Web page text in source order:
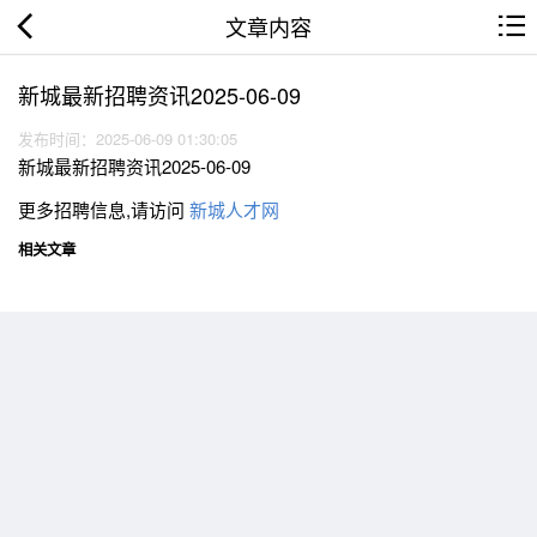
文章内容
新城最新招聘资讯2025-06-09
发布时间：2025-06-09 01:30:05
新城最新招聘资讯2025-06-09
更多招聘信息,请访问 新城人才网
相关文章